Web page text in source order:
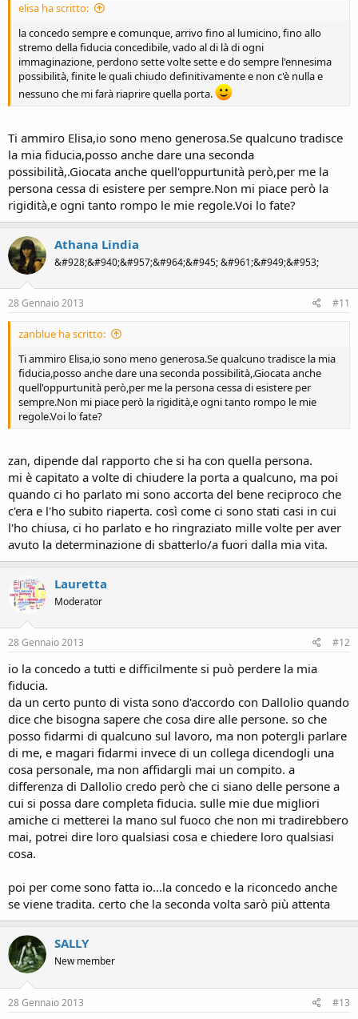
elisa ha scritto:
la concedo sempre e comunque, arrivo fino al lumicino, fino allo
stremo della fiducia concedibile, vado al di là di ogni
immaginazione, perdono sette volte sette e do sempre l'ennesima
possibilità, finite le quali chiudo definitivamente e non c'è nulla e
nessuno che mi farà riaprire quella porta.
Ti ammiro Elisa,io sono meno generosa.Se qualcuno tradisce
la mia fiducia,posso anche dare una seconda
possibilità,.Giocata anche quell'oppurtunità però,per me la
persona cessa di esistere per sempre.Non mi piace però la
rigidità,e ogni tanto rompo le mie regole.Voi lo fate?
Athana Lindia
&#928;&#940;&#957;&#964;&#945; &#961;&#949;&#953;
28 Gennaio 2013 #11
zanblue ha scritto:
Ti ammiro Elisa,io sono meno generosa.Se qualcuno tradisce la mia
fiducia,posso anche dare una seconda possibilità,.Giocata anche
quell'oppurtunità però,per me la persona cessa di esistere per
sempre.Non mi piace però la rigidità,e ogni tanto rompo le mie
regole.Voi lo fate?
zan, dipende dal rapporto che si ha con quella persona.
mi è capitato a volte di chiudere la porta a qualcuno, ma poi
quando ci ho parlato mi sono accorta del bene reciproco che
c'era e l'ho subito riaperta. così come ci sono stati casi in cui
l'ho chiusa, ci ho parlato e ho ringraziato mille volte per aver
avuto la determinazione di sbatterlo/a fuori dalla mia vita.
Lauretta
Moderator
28 Gennaio 2013 #12
io la concedo a tutti e difficilmente si può perdere la mia
fiducia.
da un certo punto di vista sono d'accordo con Dallolio quando
dice che bisogna sapere che cosa dire alle persone. so che
posso fidarmi di qualcuno sul lavoro, ma non potergli parlare
di me, e magari fidarmi invece di un collega dicendogli una
cosa personale, ma non affidargli mai un compito. a
differenza di Dallolio credo però che ci siano delle persone a
cui si possa dare completa fiducia. sulle mie due migliori
amiche ci metterei la mano sul fuoco che non mi tradirebbero
mai, potrei dire loro qualsiasi cosa e chiedere loro qualsiasi
cosa.
poi per come sono fatta io...la concedo e la riconcedo anche
se viene tradita. certo che la seconda volta sarò più attenta
SALLY
New member
28 Gennaio 2013 #13